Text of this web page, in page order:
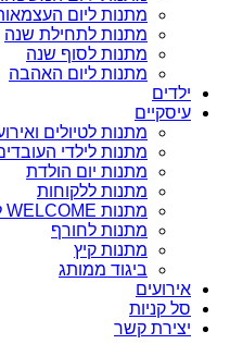
מתנות ליום
מתנות לתחילת שנה
מתנות לסוף שנה
מתנות ליום האהבה
ילדים
עיסקיים
מתנות לטיולים
מתנות לילדי
מתנות יום הולדת
מתנות ללקוחות
מתנות WELCOME לעובדים
מתנות לחורף
מתנות קיץ
ביגוד ממותג
אירועים
סל קניות
יצירת קשר